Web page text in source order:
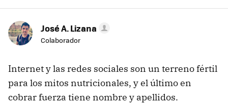
José A. Lizana
Colaborador
Internet y las redes sociales son un terreno fértil
para los mitos nutricionales, y el último en
cobrar fuerza tiene nombre y apellidos.